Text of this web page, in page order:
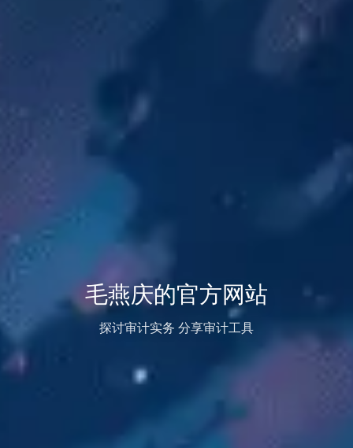
毛燕庆的官方网站
探讨审计实务 分享审计工具